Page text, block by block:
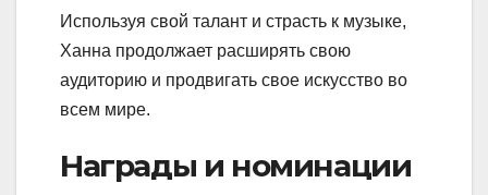
Используя свой талант и страсть к музыке,
Ханна продолжает расширять свою
аудиторию и продвигать свое искусство во
всем мире.
Награды и номинации